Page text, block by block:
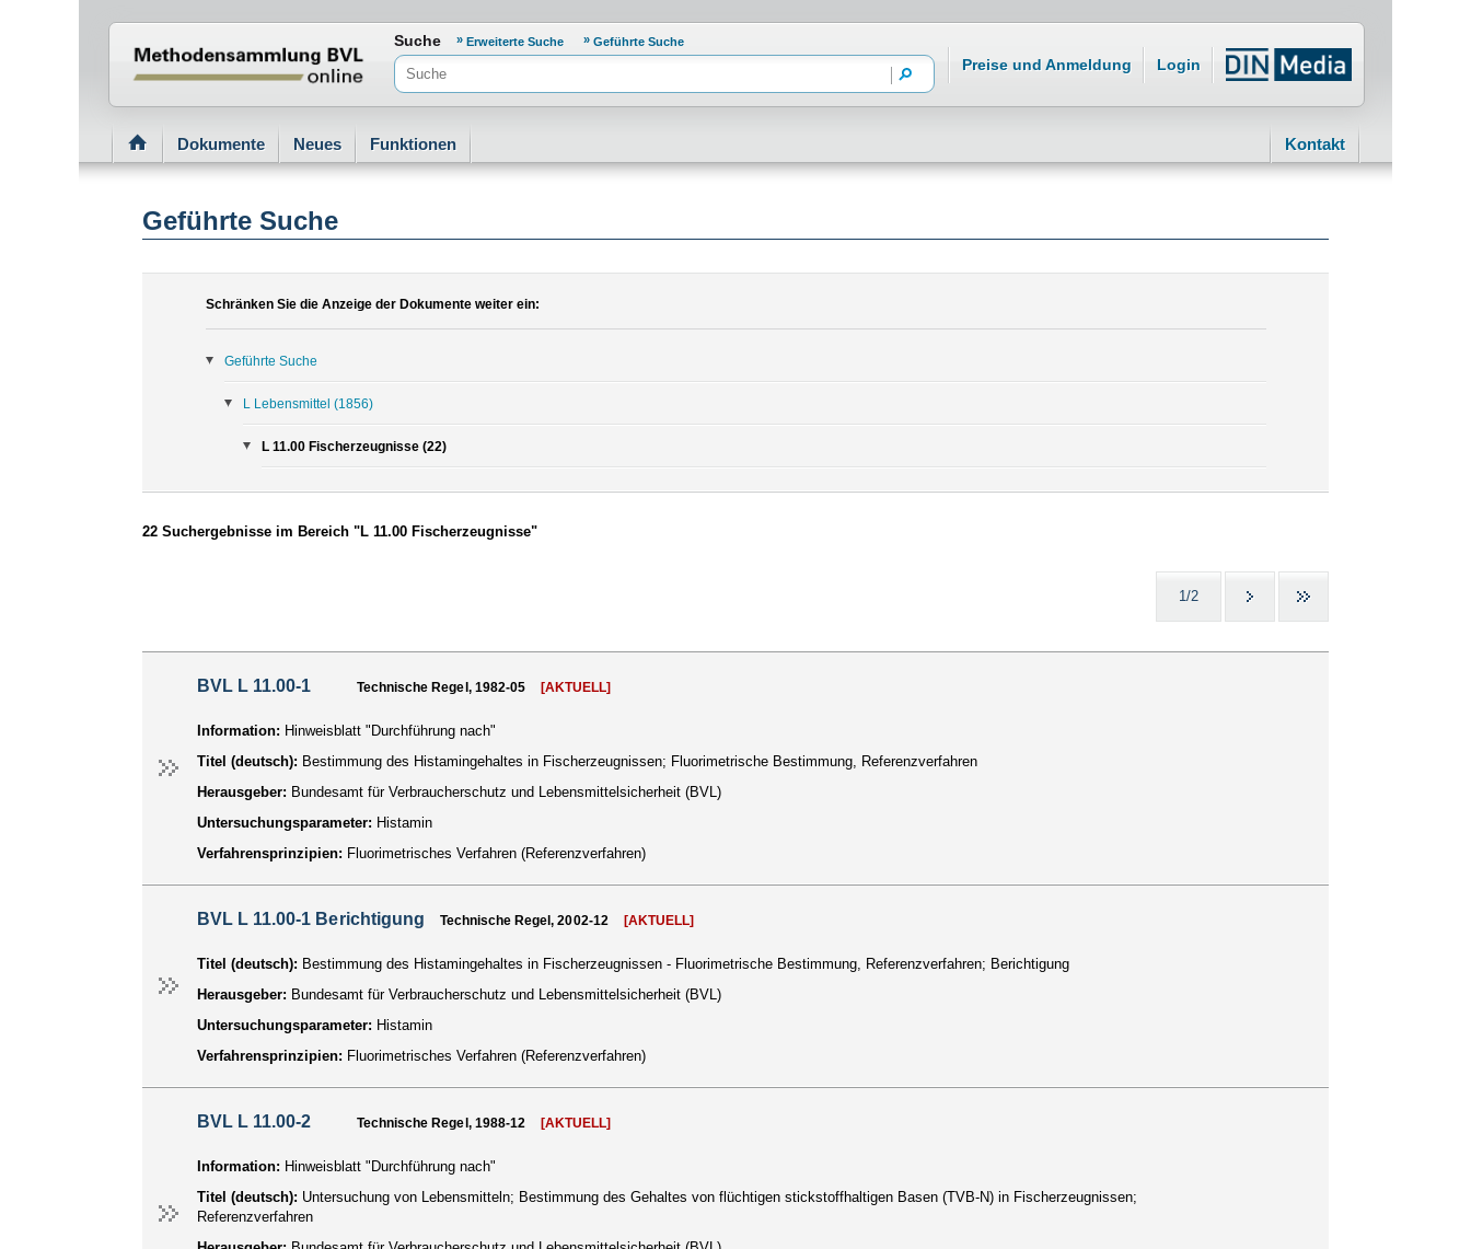
Normenportal Barrierefreiheit
Suche Erweiterte Suche Geführte Suche
Preise und Anmeldung Login
Dokumente Neues Funktionen Kontakt
Geführte Suche
Schränken Sie die Anzeige der Dokumente weiter ein:
Geführte Suche
L Lebensmittel (1856)
L 11.00 Fischerzeugnisse (22)
22 Suchergebnisse im Bereich "L 11.00 Fischerzeugnisse"
1/2
BVL L 11.00-1 Technische Regel, 1982-05 [AKTUELL]
Information: Hinweisblatt "Durchführung nach"
Titel (deutsch): Bestimmung des Histamingehaltes in Fischerzeugnissen; Fluorimetrische Bestimmung, Referenzverfahren
Herausgeber: Bundesamt für Verbraucherschutz und Lebensmittelsicherheit (BVL)
Untersuchungsparameter: Histamin
Verfahrensprinzipien: Fluorimetrisches Verfahren (Referenzverfahren)
BVL L 11.00-1 Berichtigung Technische Regel, 2002-12 [AKTUELL]
Titel (deutsch): Bestimmung des Histamingehaltes in Fischerzeugnissen - Fluorimetrische Bestimmung, Referenzverfahren; Berichtigung
Herausgeber: Bundesamt für Verbraucherschutz und Lebensmittelsicherheit (BVL)
Untersuchungsparameter: Histamin
Verfahrensprinzipien: Fluorimetrisches Verfahren (Referenzverfahren)
BVL L 11.00-2 Technische Regel, 1988-12 [AKTUELL]
Information: Hinweisblatt "Durchführung nach"
Titel (deutsch): Untersuchung von Lebensmitteln; Bestimmung des Gehaltes von flüchtigen stickstoffhaltigen Basen (TVB-N) in Fischerzeugnissen;
Referenzverfahren